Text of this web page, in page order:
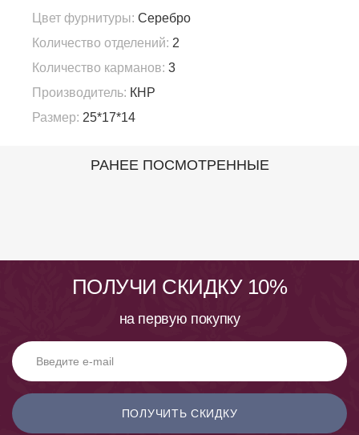
Цвет фурнитуры: Серебро
Количество отделений: 2
Количество карманов: 3
Производитель: КНР
Размер: 25*17*14
РАНЕЕ ПОСМОТРЕННЫЕ
ПОЛУЧИ СКИДКУ 10%
на первую покупку
ПОЛУЧИТЬ СКИДКУ